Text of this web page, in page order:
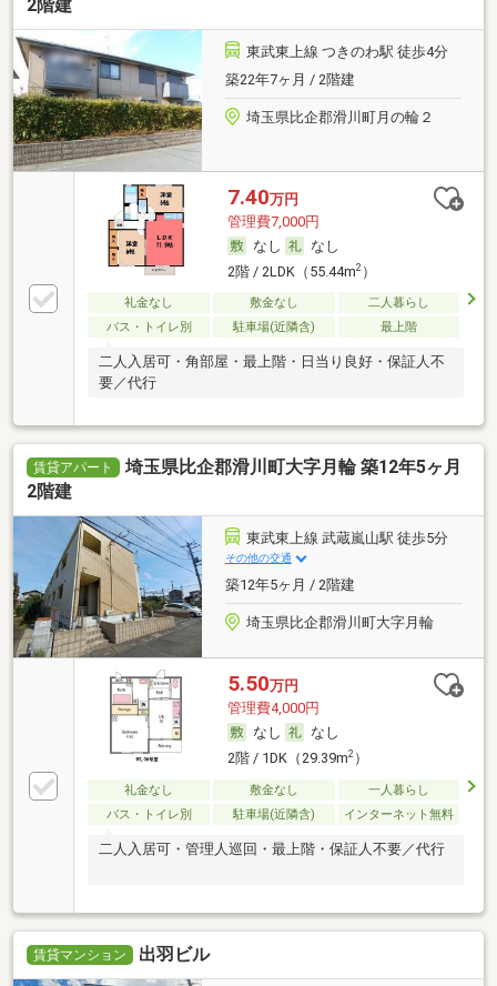
2階建
東武東上線 つきのわ駅 徒歩4分
築22年7ヶ月 / 2階建
埼玉県比企郡滑川町月の輪２
7.40万円
管理費7,000円
なし
なし
2階 / 2LDK（55.44m2）
礼金なし 敷金なし
二人暮らし
バス・トイレ別
駐車場(近隣含) 最上階
二人入居可・角部屋・最上階・日当り良好・保証人不
要／代行
賃貸アパート
埼玉県比企郡滑川町大字月輪 築12年5ヶ月
2階建
東武東上線 武蔵嵐山駅 徒歩5分
その他の交通
築12年5ヶ月 / 2階建
埼玉県比企郡滑川町大字月輪
5.50万円
管理費4,000円
なし
なし
2階 / 1DK（29.39m2）
礼金なし 敷金なし
一人暮らし
バス・トイレ別
駐車場(近隣含) インターネット無料
二人入居可・管理人巡回・最上階・保証人不要／代行
賃貸マンション 出羽ビル